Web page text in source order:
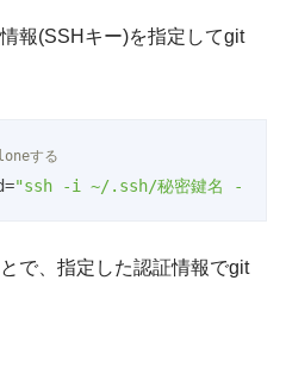
報(SSHキー)を指定してgit
する
"ssh -i ~/.ssh/秘密鍵名 -F /
で、指定した認証情報でgit